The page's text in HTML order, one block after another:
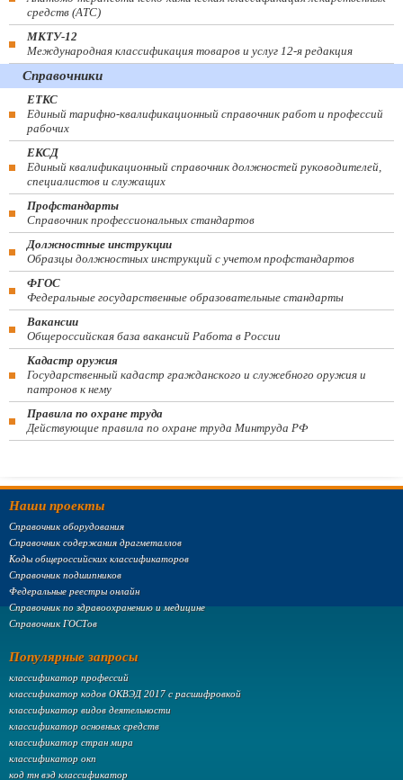
средств (ATC)
МКТУ-12
Международная классификация товаров и услуг 12-я редакция
Справочники
ЕТКС
Единый тарифно-квалификационный справочник работ и профессий
рабочих
ЕКСД
Единый квалификационный справочник должностей руководителей,
специалистов и служащих
Профстандарты
Справочник профессиональных стандартов
Должностные инструкции
Образцы должностных инструкций с учетом профстандартов
ФГОС
Федеральные государственные образовательные стандарты
Вакансии
Общероссийская база вакансий Работа в России
Кадастр оружия
Государственный кадастр гражданского и служебного оружия и
патронов к нему
Правила по охране труда
Действующие правила по охране труда Минтруда РФ
Наши проекты
Справочник оборудования
Справочник содержания драгметаллов
Коды общероссийских классификаторов
Справочник подшипников
Федеральные реестры онлайн
Справочник по здравоохранению и медицине
Справочник ГОСТов
Популярные запросы
классификатор профессий
классификатор кодов ОКВЭД 2017 с расшифровкой
классификатор видов деятельности
классификатор основных средств
классификатор стран мира
классификатор окп
код тн вэд классификатор